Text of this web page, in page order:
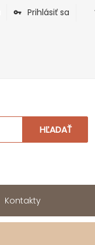
Prihlásiť sa
HĽADAŤ
Kontakty